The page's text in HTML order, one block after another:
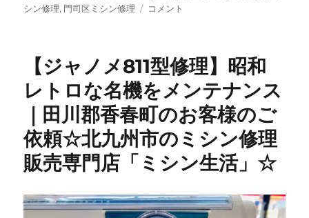
シン修理, 門司区ミシン修理
【昭
ロ】
50
年
以
上
前
三
ビ
ン
コメント
【ジャノメ811型修理】昭和
レトロな名機をメンテナンス
｜田川郡香春町のお客様のご
依頼☆北九州市のミシン修理
販売専門店「ミシン生活」☆